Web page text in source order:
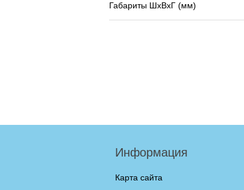
Габариты ШхВхГ (мм)
Информация
Карта сайта